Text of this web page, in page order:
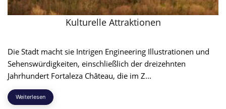
Kulturelle Attraktionen
Die Stadt macht sie Intrigen Engineering Illustrationen und
Sehenswürdigkeiten, einschließlich der dreizehnten
Jahrhundert Fortaleza Château, die im Z...
Weiterlesen